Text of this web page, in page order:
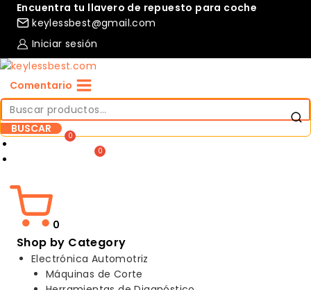
Skip
content
Encuentra tu llavero de repuesto para coche
keylessbest@gmail.com
Iniciar sesión
Comentario
Buscar
por:
BUSCAR
Compare
Lista de deseos
0
Shop by Category
Electrónica Automotriz
Máquinas de Corte